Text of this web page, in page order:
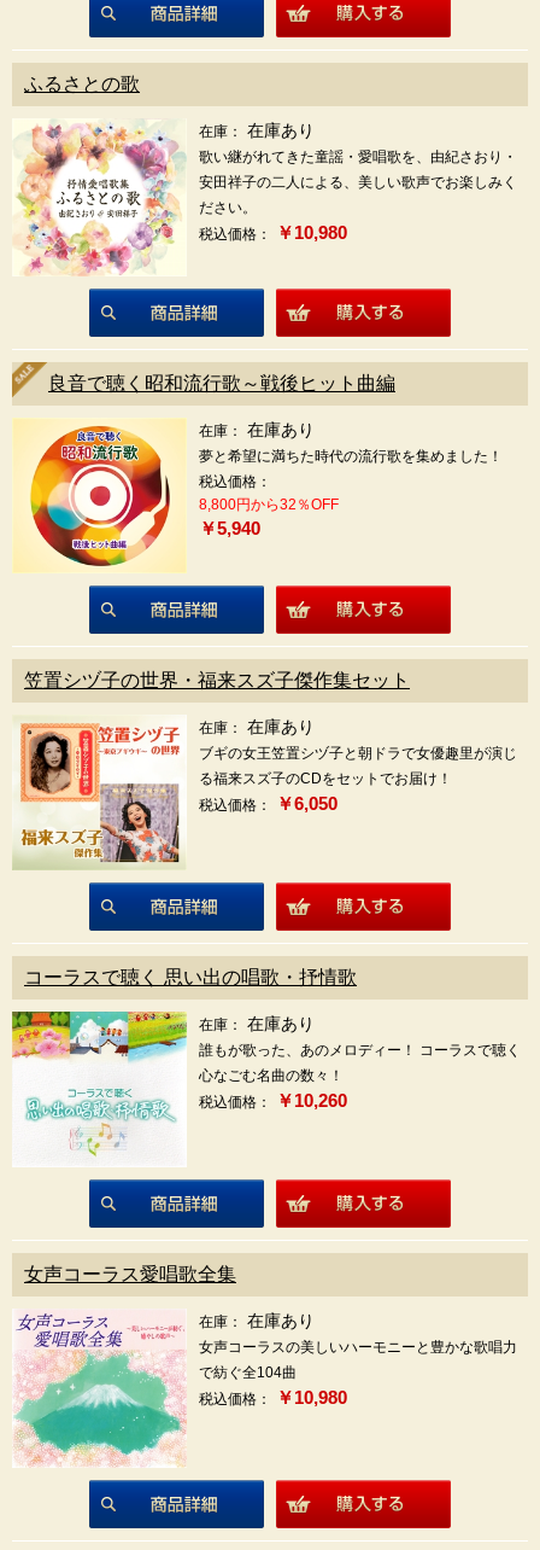
商品詳細
ふるさとの歌
在庫： 在庫あり
歌い継がれてきた童謡・愛唱歌を、由紀さおり・
安田祥子の二人による、美しい歌声でお楽しみく
ださい。
税込価格：
￥10,980
商品詳細
良音で聴く昭和流行歌～戦後ヒット曲編
在庫： 在庫あり
夢と希望に満ちた時代の流行歌を集めました！
税込価格：
8,800円から32％OFF
￥5,940
商品詳細
笠置シヅ子の世界・福来スズ子傑作集セット
在庫： 在庫あり
ブギの女王笠置シヅ子と朝ドラで女優趣里が演じ
る福来スズ子のCDをセットでお届け！
税込価格：
￥6,050
商品詳細
コーラスで聴く 思い出の唱歌・抒情歌
在庫： 在庫あり
誰もが歌った、あのメロディー！ コーラスで聴く
心なごむ名曲の数々！
税込価格：
￥10,260
商品詳細
女声コーラス愛唱歌全集
在庫： 在庫あり
女声コーラスの美しいハーモニーと豊かな歌唱力
で紡ぐ全104曲
税込価格：
￥10,980
商品詳細